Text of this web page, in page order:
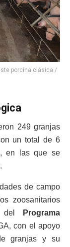
porcina clásica /
249 granjas
un total de 6
en las que se
de campo
zoosanitarios
del
Programa
con el apoyo
granjas y su